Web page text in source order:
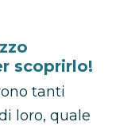
scoprirlo!
tanti
loro, quale